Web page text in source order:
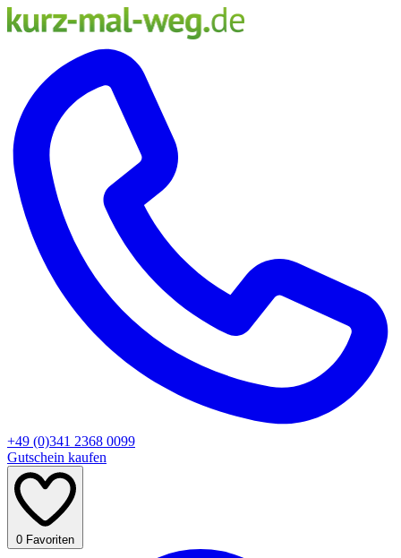
+49 (0)341 2368 0099
Gutschein kaufen
0 Favoriten